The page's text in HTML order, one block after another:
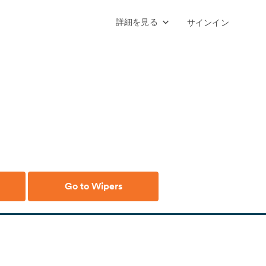
詳細を見る サインイン
Go to Wipers